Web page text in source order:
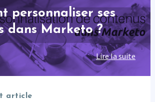
personnaliser ses
dans Marketo ?
Lire la suite
article